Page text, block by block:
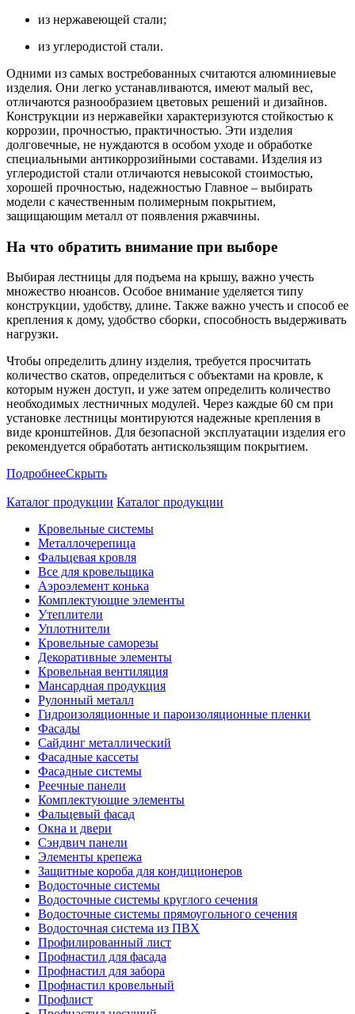
из нержавеющей стали;
из углеродистой стали.
Одними из самых востребованных считаются алюминиевые
изделия. Они легко устанавливаются, имеют малый вес,
отличаются разнообразием цветовых решений и дизайнов.
Конструкции из нержавейки характеризуются стойкостью к
коррозии, прочностью, практичностью. Эти изделия
долговечные, не нуждаются в особом уходе и обработке
специальными антикоррозийными составами. Изделия из
углеродистой стали отличаются невысокой стоимостью,
хорошей прочностью, надежностью Главное – выбирать
модели с качественным полимерным покрытием,
защищающим металл от появления ржавчины.
На что обратить внимание при выборе
Выбирая лестницы для подъема на крышу, важно учесть
множество нюансов. Особое внимание уделяется типу
конструкции, удобству, длине. Также важно учесть и способ ее
крепления к дому, удобство сборки, способность выдерживать
нагрузки.
Чтобы определить длину изделия, требуется просчитать
количество скатов, определиться с объектами на кровле, к
которым нужен доступ, и уже затем определить количество
необходимых лестничных модулей. Через каждые 60 см при
установке лестницы монтируются надежные крепления в
виде кронштейнов. Для безопасной эксплуатации изделия его
рекомендуется обработать антискользящим покрытием.
ПодробнееСкрыть
Каталог продукции Каталог продукции
Кровельные системы
Металлочерепица
Фальцевая кровля
Все для кровельщика
Аэроэлемент конька
Комплектующие элементы
Утеплители
Уплотнители
Кровельные саморезы
Декоративные элементы
Кровельная вентиляция
Мансардная продукция
Рулонный металл
Гидроизоляционные и пароизоляционные пленки
Фасады
Сайдинг металлический
Фасадные кассеты
Фасадные системы
Реечные панели
Комплектующие элементы
Фальцевый фасад
Окна и двери
Сэндвич панели
Элементы крепежа
Защитные короба для кондиционеров
Водосточные системы
Водосточные системы круглого сечения
Водосточные системы прямоугольного сечения
Водосточная система из ПВХ
Профилированный лист
Профнастил для фасада
Профнастил для забора
Профнастил кровельный
Профлист